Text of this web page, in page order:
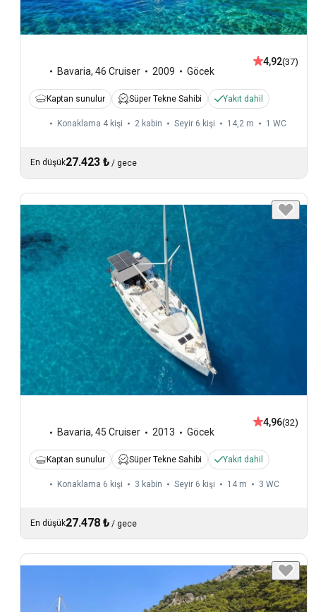
Bavaria, 46 Cruiser 2009 Göcek
4,92(37)
Kaptan sunulur Süper Tekne Sahibi Yakıt dahil
Konaklama 4 kişi 2 kabin Seyir 6 kişi 14,2 m 1 WC
En düşük27.423 ₺ / gece
Bavaria, 45 Cruiser 2013 Göcek
4,96(32)
Kaptan sunulur Süper Tekne Sahibi Yakıt dahil
Konaklama 6 kişi 3 kabin Seyir 6 kişi 14 m 3 WC
En düşük27.478 ₺ / gece